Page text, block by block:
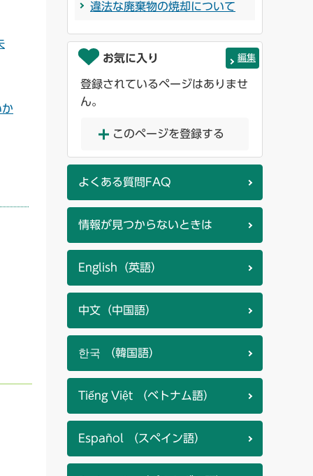
違法な廃棄物の焼却について
お気に入り 編集
登録されているページはありませ
ん。
このページを登録する
よくある質問FAQ
情報が見つからないときは
English（英語）
中文（中国語）
한국 （韓国語）
Tiếng Việt （ベトナム語）
Español （スペイン語）